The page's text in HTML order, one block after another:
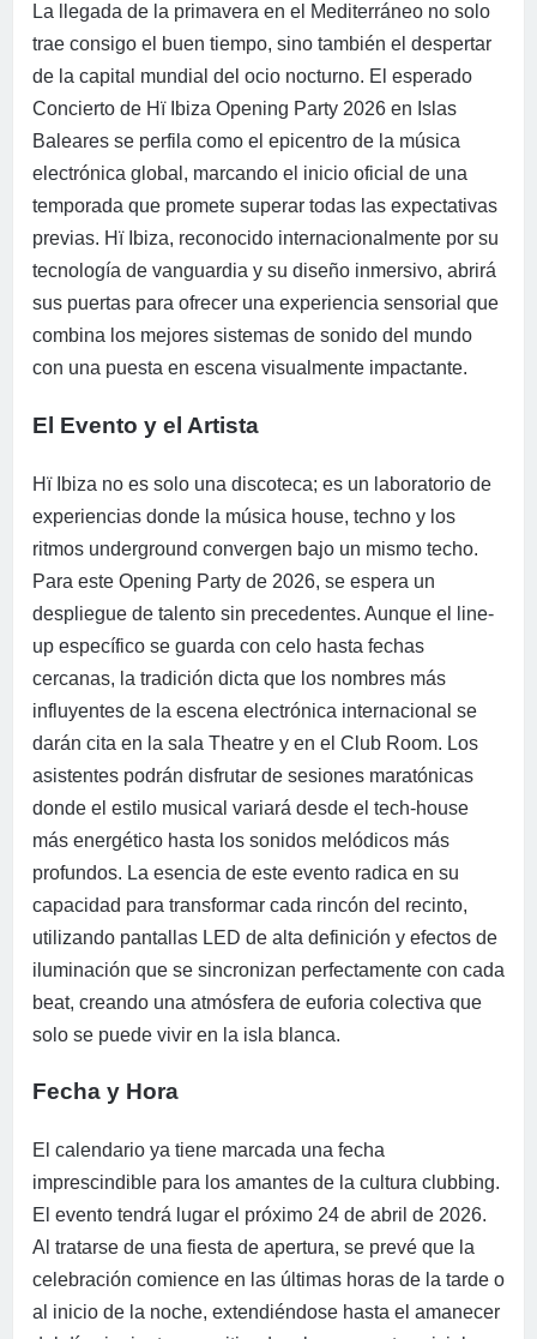
La llegada de la primavera en el Mediterráneo no solo
trae consigo el buen tiempo, sino también el despertar
de la capital mundial del ocio nocturno. El esperado
Concierto de Hï Ibiza Opening Party 2026 en Islas
Baleares se perfila como el epicentro de la música
electrónica global, marcando el inicio oficial de una
temporada que promete superar todas las expectativas
previas. Hï Ibiza, reconocido internacionalmente por su
tecnología de vanguardia y su diseño inmersivo, abrirá
sus puertas para ofrecer una experiencia sensorial que
combina los mejores sistemas de sonido del mundo
con una puesta en escena visualmente impactante.
El Evento y el Artista
Hï Ibiza no es solo una discoteca; es un laboratorio de
experiencias donde la música house, techno y los
ritmos underground convergen bajo un mismo techo.
Para este Opening Party de 2026, se espera un
despliegue de talento sin precedentes. Aunque el line-
up específico se guarda con celo hasta fechas
cercanas, la tradición dicta que los nombres más
influyentes de la escena electrónica internacional se
darán cita en la sala Theatre y en el Club Room. Los
asistentes podrán disfrutar de sesiones maratónicas
donde el estilo musical variará desde el tech-house
más energético hasta los sonidos melódicos más
profundos. La esencia de este evento radica en su
capacidad para transformar cada rincón del recinto,
utilizando pantallas LED de alta definición y efectos de
iluminación que se sincronizan perfectamente con cada
beat, creando una atmósfera de euforia colectiva que
solo se puede vivir en la isla blanca.
Fecha y Hora
El calendario ya tiene marcada una fecha
imprescindible para los amantes de la cultura clubbing.
El evento tendrá lugar el próximo 24 de abril de 2026.
Al tratarse de una fiesta de apertura, se prevé que la
celebración comience en las últimas horas de la tarde o
al inicio de la noche, extendiéndose hasta el amanecer